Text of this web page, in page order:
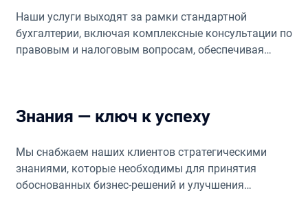
Наши услуги выходят за рамки стандартной
бухгалтерии, включая комплексные консультации по
правовым и налоговым вопросам, обеспечивая
Знания — ключ к успеху
Мы снабжаем наших клиентов стратегическими
знаниями, которые необходимы для принятия
обоснованных бизнес-решений и улучшения